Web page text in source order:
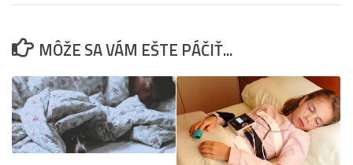
MÔŽE SA VÁM EŠTE PÁČIŤ...